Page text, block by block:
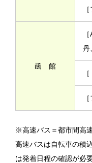
函 館
丹
※高速バス＝都市間高
高速バスは自転車の積
は発着日程の確認が必要